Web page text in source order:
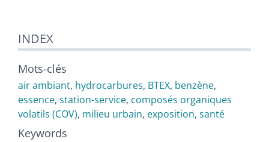
INDEX
Mots-clés
air ambiant, hydrocarbures, BTEX, benzène,
essence, station-service, composés organiques
volatils (COV), milieu urbain, exposition, santé
Keywords